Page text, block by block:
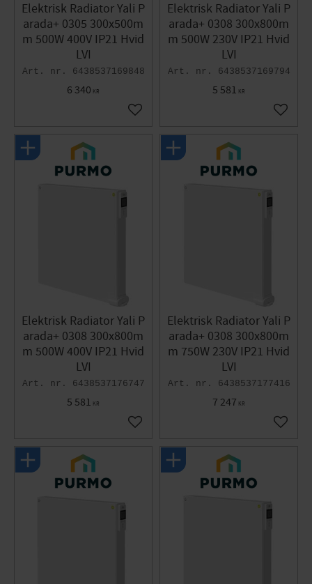
Elektrisk Radiator Yali P
arada+ 0305 300x500m
m 500W 400V IP21 Hvid
LVI
6438537169848
6 340 KR
Gem som favorit
Elektrisk Radiator Yali P
arada+ 0308 300x800m
m 500W 230V IP21 Hvid
LVI
6438537169794
5 581 KR
Gem
Elektrisk Radiator Yali P
arada+ 0308 300x800m
m 500W 400V IP21 Hvid
LVI
6438537176747
5 581 KR
Gem som favorit
Elektrisk Radiator Yali P
arada+ 0308 300x800m
m 750W 230V IP21 Hvid
LVI
6438537177416
7 247 KR
Gem